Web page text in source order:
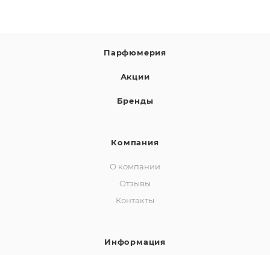
Парфюмерия
Акции
Бренды
Компания
О компании
Отзывы
Контакты
Информация